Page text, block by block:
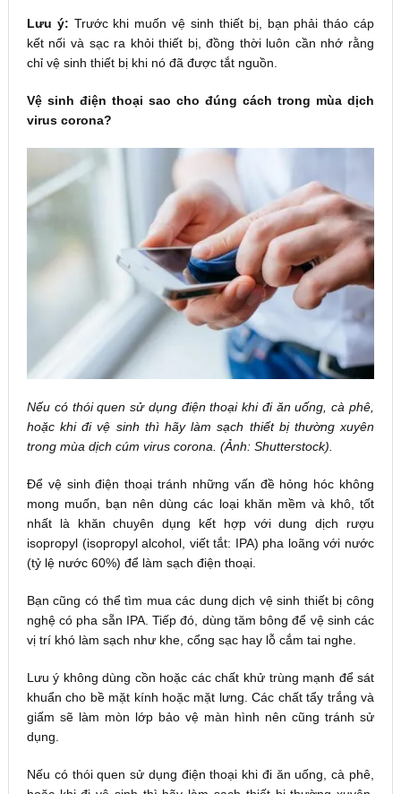
Lưu ý: Trước khi muốn vệ sinh thiết bị, bạn phải tháo cáp
kết nối và sạc ra khỏi thiết bị, đồng thời luôn cần nhớ rằng
chỉ vệ sinh thiết bị khi nó đã được tắt nguồn.
Vệ sinh điện thoại sao cho đúng cách trong mùa dịch
virus corona?
Nếu có thói quen sử dụng điện thoại khi đi ăn uống, cà phê,
hoặc khi đi vệ sinh thì hãy làm sạch thiết bị thường xuyên
trong mùa dịch cúm virus corona. (Ảnh: Shutterstock).
Để vệ sinh điện thoại tránh những vấn đề hỏng hóc không
mong muốn, bạn nên dùng các loại khăn mềm và khô, tốt
nhất là khăn chuyên dụng kết hợp với dung dịch rượu
isopropyl (isopropyl alcohol, viết tắt: IPA) pha loãng với nước
(tỷ lệ nước 60%) để làm sạch điện thoại.
Bạn cũng có thể tìm mua các dung dịch vệ sinh thiết bị công
nghệ có pha sẵn IPA. Tiếp đó, dùng tăm bông để vệ sinh các
vị trí khó làm sạch như khe, cổng sạc hay lỗ cắm tai nghe.
Lưu ý không dùng cồn hoặc các chất khử trùng mạnh để sát
khuẩn cho bề mặt kính hoặc mặt lưng. Các chất tẩy trắng và
giấm sẽ làm mòn lớp bảo vệ màn hình nên cũng tránh sử
dụng.
Nếu có thói quen sử dụng điện thoại khi đi ăn uống, cà phê,